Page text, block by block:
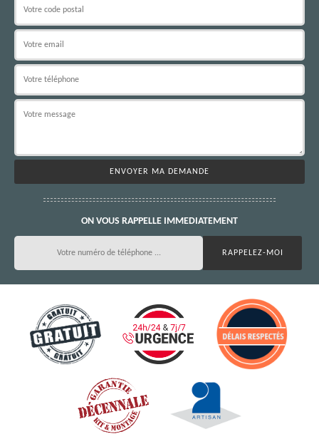
ON VOUS RAPPELLE IMMEDIATEMENT